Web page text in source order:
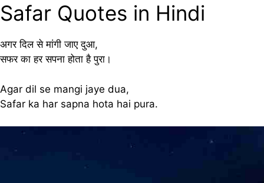
Safar Quotes in Hindi
अगर दिल से मांगी जाए दुआ,
सफर का हर सपना होता है पुरा।
Agar dil se mangi jaye dua,
Safar ka har sapna hota hai pura.